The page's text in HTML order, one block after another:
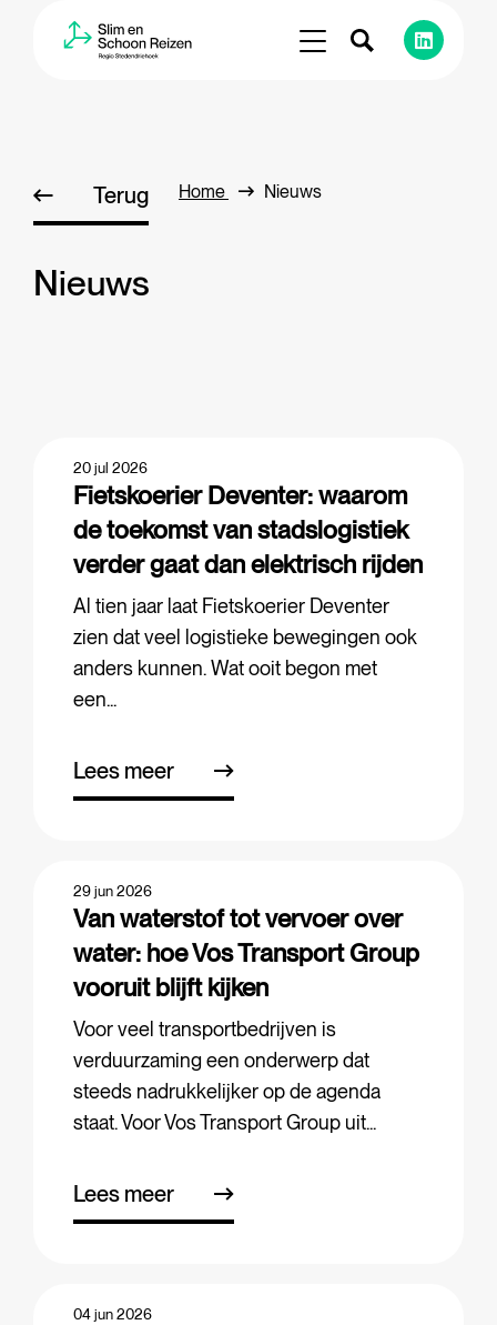
Terug Home Nieuws
Nieuws
20 jul 2026
Fietskoerier Deventer: waarom
de toekomst van stadslogistiek
verder gaat dan elektrisch rijden
Al tien jaar laat Fietskoerier Deventer
zien dat veel logistieke bewegingen ook
anders kunnen. Wat ooit begon met
een...
Lees meer
29 jun 2026
Van waterstof tot vervoer over
water: hoe Vos Transport Group
vooruit blijft kijken
Voor veel transportbedrijven is
verduurzaming een onderwerp dat
steeds nadrukkelijker op de agenda
staat. Voor Vos Transport Group uit...
Lees meer
04 jun 2026